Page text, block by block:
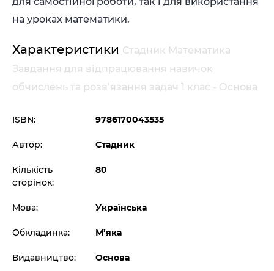
на уроках математики.
Характеристики Стадник Математика
Завдання для відпрацювання навичок
обчислень та розв’язання задач 1 клас - Основа
ISBN: 9786170043535
Автор: Стадник
Кількість
сторінок:
80
Мова: Українська
Обкладинка: М’яка
Видавництво: Основа